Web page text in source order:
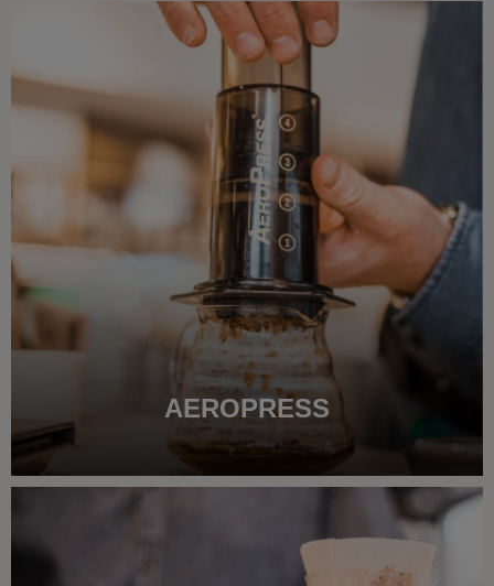
AEROPRESS